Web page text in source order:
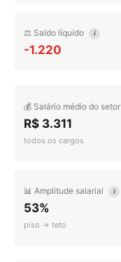
⚖️ Saldo líquido i
-1.220
💰 Salário médio do setor
R$ 3.311
todos os cargos
📊 Amplitude salarial i
53%
piso → teto